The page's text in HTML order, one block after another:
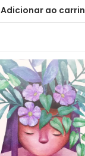
Adicionar ao